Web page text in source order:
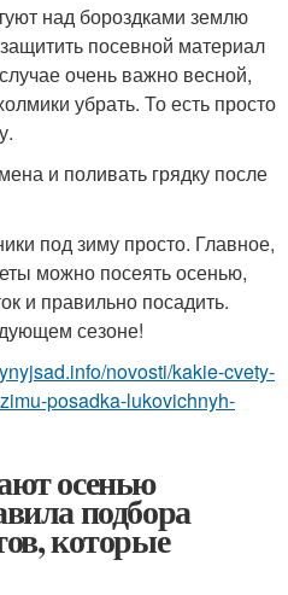
над бороздками землю
посевной материал
очень важно весной,
убрать. То есть просто
и поливать грядку после
под зиму просто. Главное,
можно посеять осенью,
и правильно посадить.
сезоне!
novosti/kakie-cvety-
posadka-lukovichnyh-
осенью
подбора
которые